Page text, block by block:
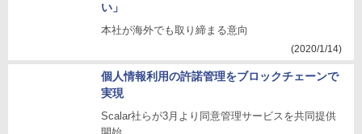
い」
本社が海外でも取り締まる意向
(2020/1/14)
個人情報利用の許諾管理をブロックチェーンで
実現
Scalar社らが3月より同意管理サービスを共同提供